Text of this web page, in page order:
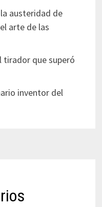
austeridad de
arte de las
tirador que superó
inventor del